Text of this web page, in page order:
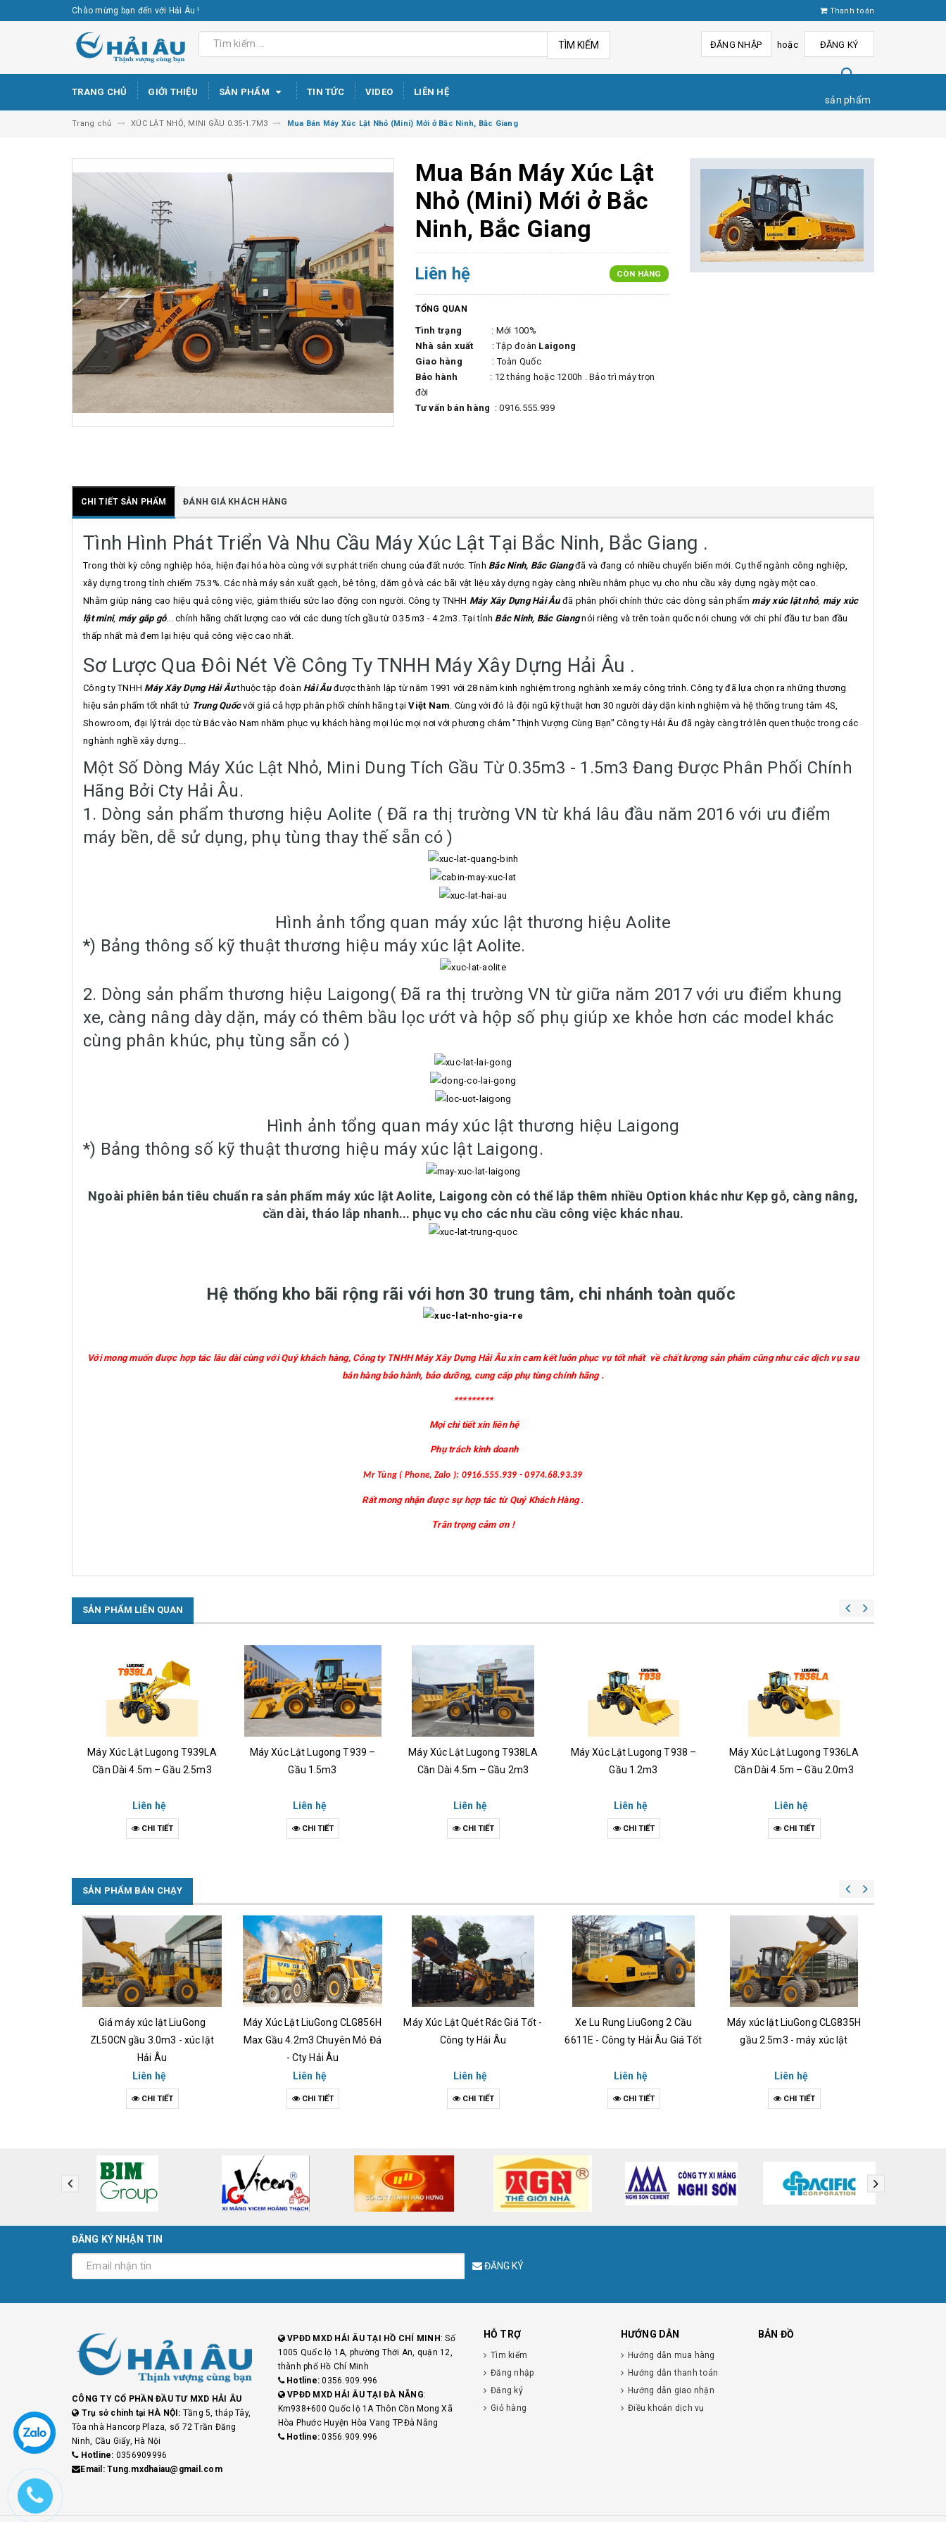
Chào mừng bạn đến với Hải Âu ! Thanh toán
TÌM KIẾM ĐĂNG NHẬP hoặc ĐĂNG KÝ
TRANG CHỦ GIỚI THIỆU SẢN PHẨM TIN TỨC VIDEO LIÊN HỆ
sản phẩm
Trang chủ XÚC LẬT NHỎ, MINI GẦU 0.35-1.7M3 Mua Bán Máy Xúc Lật Nhỏ (Mini) Mới ở Bắc Ninh, Bắc Giang
Mua Bán Máy Xúc Lật
Nhỏ (Mini) Mới ở Bắc
Ninh, Bắc Giang
Liên hệ CÒN HÀNG
TỔNG QUAN
Tình trạng : Mới 100%
Nhà sản xuất : Tập đoàn Laigong
Giao hàng
: Toàn Quốc
Bảo hành
: 12 tháng hoặc 1200h . Bảo trì máy trọn
đời
Tư vấn bán hàng : 0916.555.939
CHI TIẾT SẢN PHẨM ĐÁNH GIÁ KHÁCH HÀNG
Tình Hình Phát Triển Và Nhu Cầu Máy Xúc Lật Tại Bắc Ninh, Bắc Giang .
Trong thời kỳ công nghiệp hóa, hiện đại hóa hòa cùng với sự phát triển chung của đất nước. Tỉnh Bắc Ninh, Bắc Giangđã và đang có nhiều chuyển biến mới. Cụ thể ngành công nghiệp,
xây dựng trong tỉnh chiếm 75.3%. Các nhà máy sản xuất gạch, bê tông, dăm gỗ và các bãi vật liệu xây dựng ngày càng nhiều nhằm phục vụ cho nhu cầu xây dựng ngày một cao.
Nhằm giúp nâng cao hiệu quả công việc, giảm thiểu sức lao động con người. Công ty TNHH Máy Xây Dựng Hải Âuđã phân phối chính thức các dòng sản phẩmmáy xúc lật nhỏ, máy xúc
lật mini, máy gắp gỗ... chính hãng chất lượng cao với các dung tích gầu từ 0.35 m3 - 4.2m3. Tại tỉnh Bắc Ninh, Bắc Giangnói riêng và trên toàn quốc nói chung với chi phí đầu tư ban đầu
thấp nhất mà đem lại hiệu quả công việc cao nhất.
Sơ Lược Qua Đôi Nét Về Công Ty TNHH Máy Xây Dựng Hải Âu .
Công ty TNHH Máy Xây Dựng Hải Âuthuộc tập đoàn Hải Âuđược thành lập từ năm 1991 với 28 năm kinh nghiệm trong nghành xe máy công trình. Công ty đã lựa chọn ra những thương
hiệu sản phẩm tốt nhất tử Trung Quốcvới giá cả hợp phân phối chính hãng tạiViệt Nam. Cùng với đó là đội ngũ kỹ thuật hơn 30 người dày dặn kinh nghiệm và hệ thống trung tâm 4S,
Showroom, đại lý trải dọc từ Bắc vào Nam nhăm phục vụ khách hàng mọi lúc mọi nơi với phương châm "Thịnh Vượng Cùng Bạn" Công ty Hải Âu đã ngày càng trở lên quen thuộc trong các
nghành nghề xây dựng...
Một Số Dòng Máy Xúc Lật Nhỏ, Mini Dung Tích Gầu Từ 0.35m3 - 1.5m3 Đang Được Phân Phối Chính
Hãng Bởi Cty Hải Âu.
1. Dòng sản phẩm thương hiệu Aolite ( Đã ra thị trường VN từ khá lâu đầu năm 2016 với ưu điểm
máy bền, dễ sử dụng, phụ tùng thay thế sẵn có )
Hình ảnh tổng quan máy xúc lật thương hiệu Aolite
*) Bảng thông số kỹ thuật thương hiệu máy xúc lật Aolite.
2. Dòng sản phẩm thương hiệu Laigong( Đã ra thị trường VN từ giữa năm 2017 với ưu điểm khung
xe, càng nâng dày dặn, máy có thêm bầu lọc ướt và hộp số phụ giúp xe khỏe hơn các model khác
cùng phân khúc, phụ tùng sẵn có )
Hình ảnh tổng quan máy xúc lật thương hiệu Laigong
*) Bảng thông số kỹ thuật thương hiệu máy xúc lật Laigong.
Ngoài phiên bản tiêu chuẩn ra sản phẩm máy xúc lật Aolite, Laigong còn có thể lắp thêm nhiều Option khác như Kẹp gỗ, càng nâng,
cần dài, tháo lắp nhanh... phục vụ cho các nhu cầu công việc khác nhau.
Hệ thống kho bãi rộng rãi với hơn 30 trung tâm, chi nhánh toàn quốc
Với mong muốn được hợp tác lâu dài cùng với Quý khách hàng, Công ty TNHH Máy Xây Dựng Hải Âu xin cam kết luôn phục vụ tốt nhất về chất lượng sản phẩm cũng như các dịch vụ sau
bán hàng bảo hành, bảo dưỡng, cung cấp phụ tùng chính hãng .
*********
Mọi chi tiết xin liên hệ
Phụ trách kinh doanh
Mr Tùng ( Phone, Zalo ): 0916.555.939 - 0974.68.93.39
Rất mong nhận được sự hợp tác từ Quý Khách Hàng .
Trân trọng cảm ơn !
SẢN PHẨM LIÊN QUAN
Máy Xúc Lật Lugong T939LA
Cần Dài 4.5m – Gầu 2.5m3
Liên hệ
CHI TIẾT
Máy Xúc Lật Lugong T939 –
Gầu 1.5m3
Liên hệ
CHI TIẾT
Máy Xúc Lật Lugong T938LA
Cần Dài 4.5m – Gầu 2m3
Liên hệ
CHI TIẾT
Máy Xúc Lật Lugong T938 –
Gầu 1.2m3
Liên hệ
CHI TIẾT
Máy Xúc Lật Lugong T936LA
Cần Dài 4.5m – Gầu 2.0m3
Liên hệ
CHI TIẾT
SẢN PHẨM BÁN CHẠY
Giá máy xúc lật LiuGong
ZL50CN gầu 3.0m3 - xúc lật
Hải Âu
Liên hệ
CHI TIẾT
Máy Xúc Lật LiuGong CLG856H
Max Gầu 4.2m3 Chuyên Mỏ Đá
- Cty Hải Âu
Liên hệ
CHI TIẾT
Máy Xúc Lật Quét Rác Giá Tốt -
Công ty Hải Âu
Liên hệ
CHI TIẾT
Xe Lu Rung LiuGong 2 Cầu
6611E - Công ty Hải Âu Giá Tốt
Liên hệ
CHI TIẾT
Máy xúc lật LiuGong CLG835H
gầu 2.5m3 - máy xúc lật
Liên hệ
CHI TIẾT
ĐĂNG KÝ NHẬN TIN
ĐĂNG KÝ
CÔNG TY CỔ PHẦN ĐẦU TƯ MXD HẢI ÂU
Trụ sở chính tại HÀ NỘI: Tầng 5, tháp Tây,
Tòa nhà Hancorp Plaza, số 72 Trần Đăng
Ninh, Cầu Giấy, Hà Nội
Hotline: 0356909996
Email: Tung.mxdhaiau@gmail.com
VPĐD MXD HẢI ÂU TẠI HỒ CHÍ MINH: Số
1005 Quốc lộ 1A, phường Thới An, quận 12,
thành phố Hồ Chí Minh
Hotline: 0356.909.996
VPĐD MXD HẢI ÂU TẠI ĐÀ NẴNG:
Km938+600 Quốc lộ 1A Thôn Cồn Mong Xã
Hòa Phước Huyện Hòa Vang TP.Đà Nẵng
Hotline: 0356.909.996
HỖ TRỢ
Tìm kiếm
Đăng nhập
Đăng ký
Giỏ hàng
HƯỚNG DẪN
Hướng dẫn mua hàng
Hướng dẫn thanh toán
Hướng dẫn giao nhận
Điều khoản dịch vụ
BẢN ĐỒ